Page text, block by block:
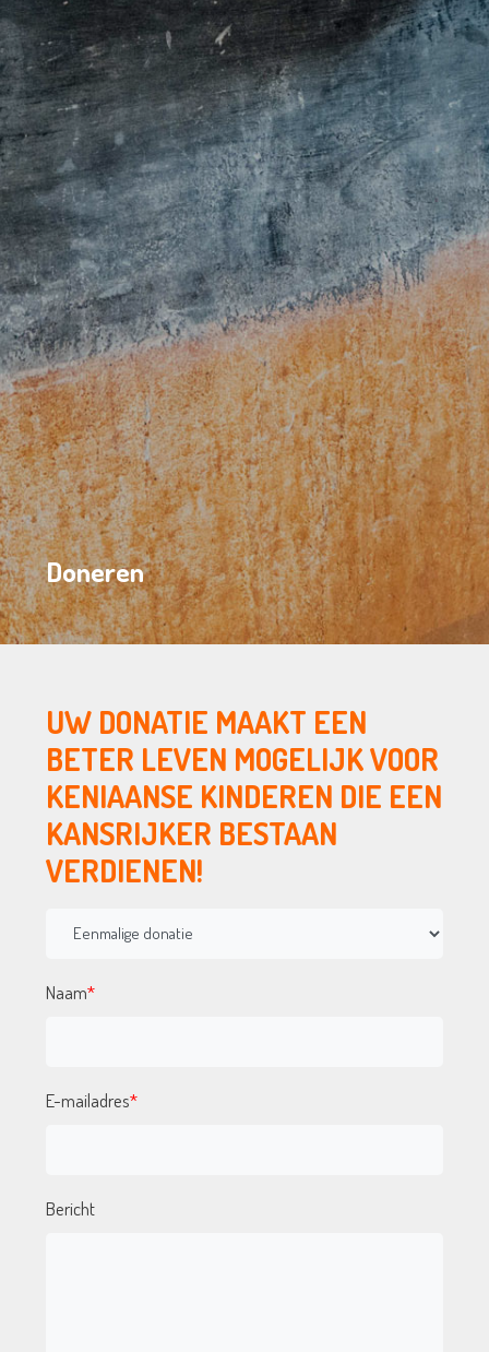
Doneren
UW DONATIE MAAKT EEN
BETER LEVEN MOGELIJK VOOR
KENIAANSE KINDEREN DIE EEN
KANSRIJKER BESTAAN
VERDIENEN!
Naam*
E-mailadres*
Bericht